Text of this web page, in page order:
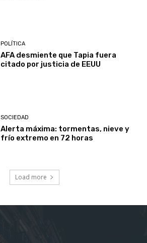
POLÍTICA
AFA desmiente que Tapia fuera
citado por justicia de EEUU
SOCIEDAD
Alerta máxima: tormentas, nieve y
frío extremo en 72 horas
Load more